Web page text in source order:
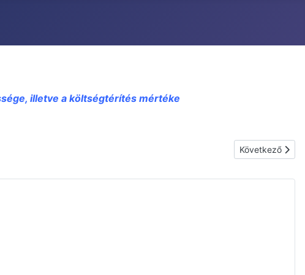
illetve a költségtérítés mértéke
Következő cikk:
Következő